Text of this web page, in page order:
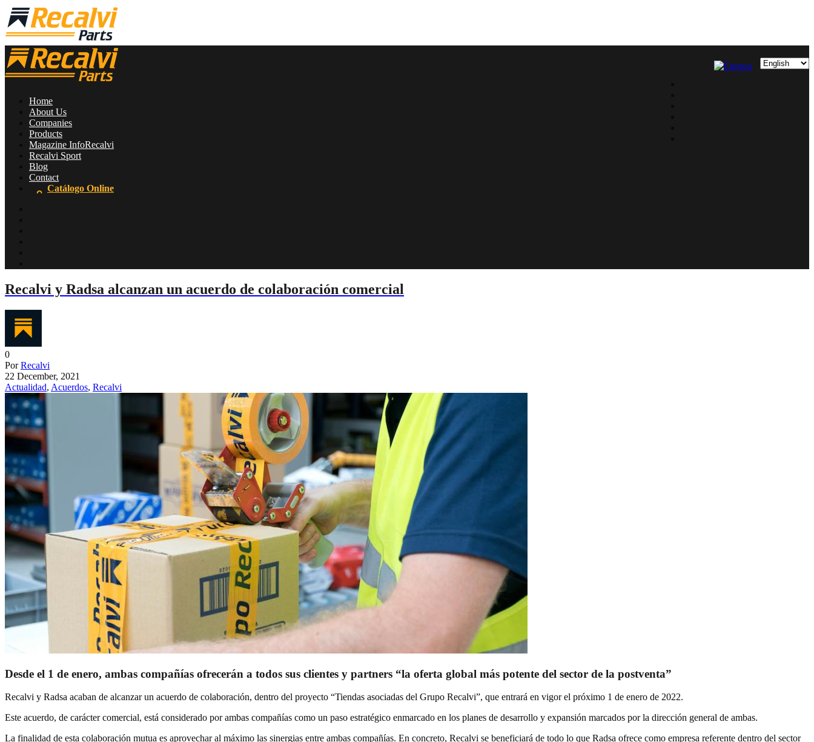
Home
About Us
Companies
Products
Magazine InfoRecalvi
Recalvi Sport
Blog
Contact
Catálogo Online
Recalvi y Radsa alcanzan un acuerdo de colaboración comercial
0
PorRecalvi
22 December, 2021
Actualidad, Acuerdos, Recalvi
Desde el 1 de enero, ambas compañías ofrecerán a todos sus clientes y partners “la oferta global más potente del sector de la postventa”
Recalvi y Radsa acaban de alcanzar un acuerdo de colaboración, dentro del proyecto “Tiendas asociadas del Grupo Recalvi”, que entrará en vigor el próximo 1 de enero de 2022.
Este acuerdo, de carácter comercial, está considerado por ambas compañías como un paso estratégico enmarcado en los planes de desarrollo y expansión marcados por la dirección general de ambas.
La finalidad de esta colaboración mutua es aprovechar al máximo las sinergias entre ambas compañías. En concreto, Recalvi se beneficiará de todo lo que Radsa ofrece como empresa referente dentro del sector